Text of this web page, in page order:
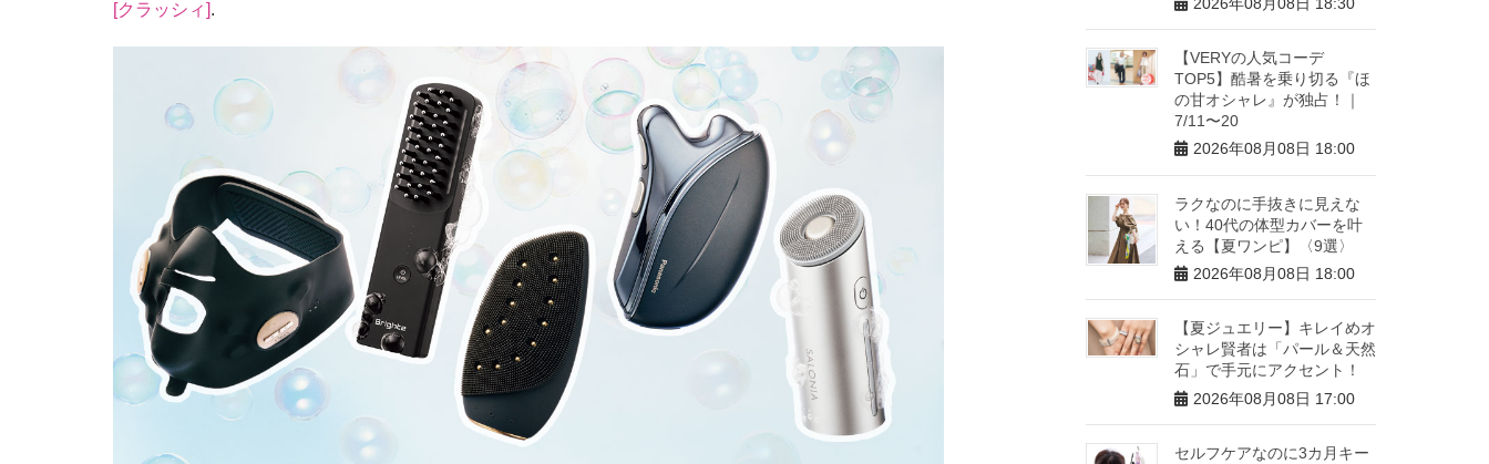
[クラッシィ].
【VERYの人気コーデ
TOP5】酷暑を乗り切る『ほ
の甘オシャレ』が独占！｜
7/11〜20
2026年08月08日 18:00
ラクなのに手抜きに見えな
い！40代の体型カバーを叶
える【夏ワンピ】〈9選〉
2026年08月08日 18:00
【夏ジュエリー】キレイめオ
シャレ賢者は「パール＆天然
石」で手元にアクセント！
2026年08月08日 17:00
セルフケアなのに3カ月キー